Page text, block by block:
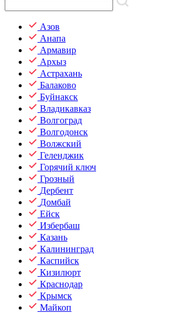
Азов
Анапа
Армавир
Архыз
Астрахань
Балаково
Буйнакск
Владикавказ
Волгоград
Волгодонск
Волжский
Геленджик
Горячий ключ
Грозный
Дербент
Домбай
Ейск
Избербаш
Казань
Калининград
Каспийск
Кизилюрт
Краснодар
Крымск
Майкоп